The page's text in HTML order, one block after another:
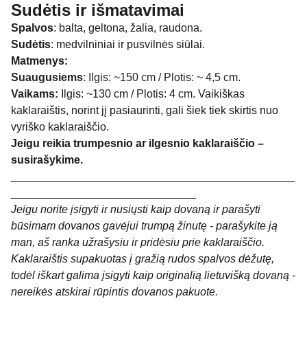
Sudėtis ir išmatavimai
Spalvos: balta, geltona, žalia, raudona.
Sudėtis: medvilniniai ir pusvilnės siūlai.
Matmenys:
Suaugusiems: Ilgis: ~150 cm / Plotis: ~ 4,5 cm.
Vaikams:
Ilgis: ~130 cm / Plotis: 4 cm. Vaikiškas
kaklaraištis, norint jį pasiaurinti, gali šiek tiek skirtis nuo
vyriško kaklaraiščio.
Jeigu reikia trumpesnio ar ilgesnio kaklaraiščio –
susirašykime.
Jeigu norite įsigyti ir nusiųsti kaip dovaną ir parašyti
būsimam dovanos gavėjui trumpą žinutę - parašykite ją
man, aš ranka užrašysiu ir pridėsiu prie kaklaraiščio.
Kaklaraištis supakuotas į gražią rudos spalvos dėžutę,
todėl iškart galima įsigyti kaip originalią lietuvišką dovaną -
nereikės atskirai rūpintis dovanos pakuote.